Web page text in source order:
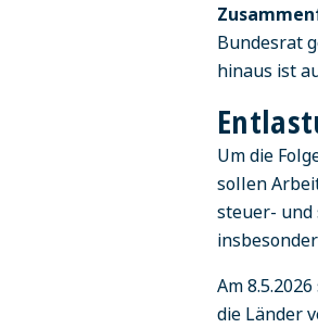
Bundesrat
hinaus ist
Um die
sollen
steuer- und
Am
die Länder